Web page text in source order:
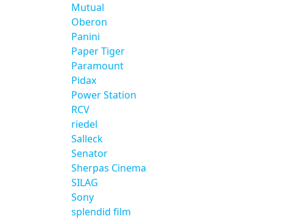
Mutual
Oberon
Panini
Paper Tiger
Paramount
Pidax
Power Station
RCV
riedel
Salleck
Senator
Sherpas Cinema
SILAG
Sony
splendid film